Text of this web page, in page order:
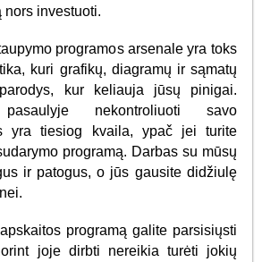
nors investuoti.
programos arsenale yra toks
kuri grafikų, diagramų ir sąmatų
kur keliauja jūsų pinigai.
pasaulyje nekontroliuoti savo
yra tiesiog kvaila, ypač jei turite
programą. Darbas su mūsų
ir patogus, o jūs gausite didžiulę
programą galite parsisiųsti
joje dirbti nereikia turėti jokių